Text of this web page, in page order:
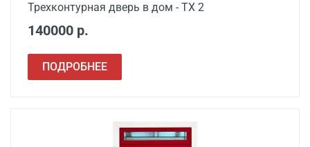
Заделка швов
монтажной пеной
Расширение проема
Трехконтурная дверь в дом - ТХ 2
140000 р.
ПОДРОБНЕЕ